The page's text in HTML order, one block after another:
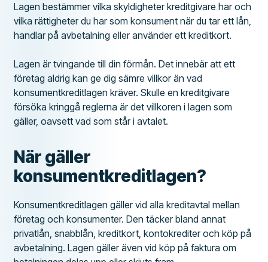
Lagen bestämmer vilka skyldigheter kreditgivare har och
vilka rättigheter du har som konsument när du tar ett lån,
handlar på avbetalning eller använder ett kreditkort.
Lagen är tvingande till din förmån. Det innebär att ett
företag aldrig kan ge dig sämre villkor än vad
konsumentkreditlagen kräver. Skulle en kreditgivare
försöka kringgå reglerna är det villkoren i lagen som
gäller, oavsett vad som står i avtalet.
När gäller
konsumentkreditlagen?
Konsumentkreditlagen gäller vid alla kreditavtal mellan
företag och konsumenter. Den täcker bland annat
privatlån, snabblån, kreditkort, kontokrediter och köp på
avbetalning. Lagen gäller även vid köp på faktura om